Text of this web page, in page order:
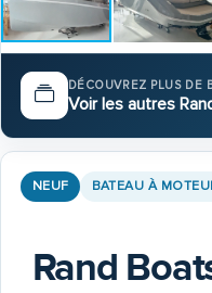
DÉCOUVREZ PLUS DE
Voir les autres
NEUF BATEAU À
Rand